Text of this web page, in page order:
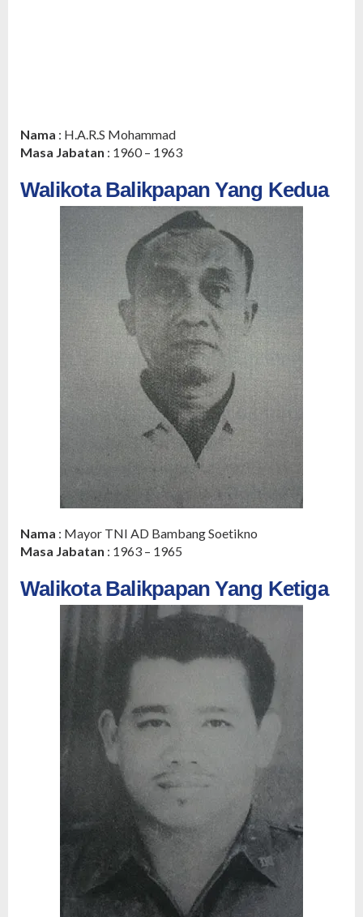
Nama : H.A.R.S Mohammad
Masa Jabatan : 1960 – 1963
Walikota Balikpapan Yang Kedua
Nama : Mayor TNI AD Bambang Soetikno
Masa Jabatan : 1963 – 1965
Walikota Balikpapan Yang Ketiga